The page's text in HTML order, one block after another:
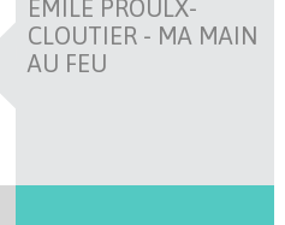
ÉMILE PROULX-
CLOUTIER - MA MAIN
AU FEU